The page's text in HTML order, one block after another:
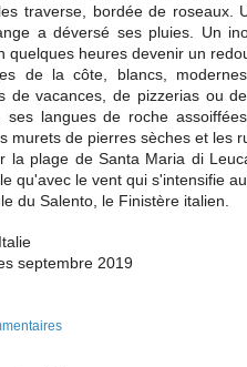
traverse, bordée de roseaux.
a déversé ses pluies. Un
quelques heures devenir un
de la côte, blancs,
de vacances, de pizzerias ou
ses langues de roche
murets de pierres sèches et les
la plage de Santa Maria di
qu'avec le vent qui s'intensifie
du Salento, le Finistère italien.
septembre 2019